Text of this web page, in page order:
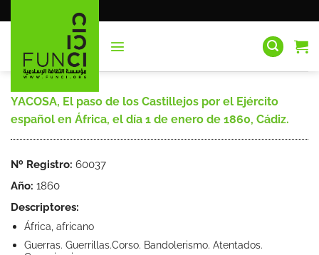
al
YACOSA, El paso de los Castillejos por el Ejército
español en África, el día 1 de enero de 1860, Cádiz.
Nº Registro: 60037
Año: 1860
Descriptores:
África, africano
Guerras. Guerrillas.Corso. Bandolerismo. Atentados.